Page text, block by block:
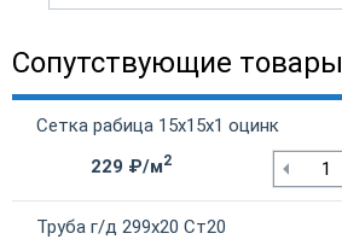
Сопутствующие товары
Сетка рабица 15х15х1 оцинк
229 ₽/м2
Труба г/д 299х20 Ст20